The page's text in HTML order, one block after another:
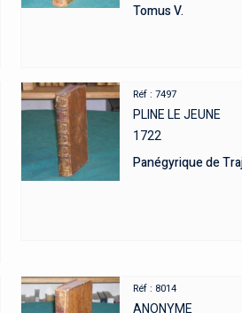
Tomus V.
Réf : 7497
PLINE LE JEUNE
1722
Panégyrique de
Réf : 8014
ANONYME